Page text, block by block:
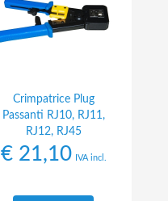
Crimpatrice Plug
Passanti RJ10, RJ11,
RJ12, RJ45
€21,10 IVA incl.